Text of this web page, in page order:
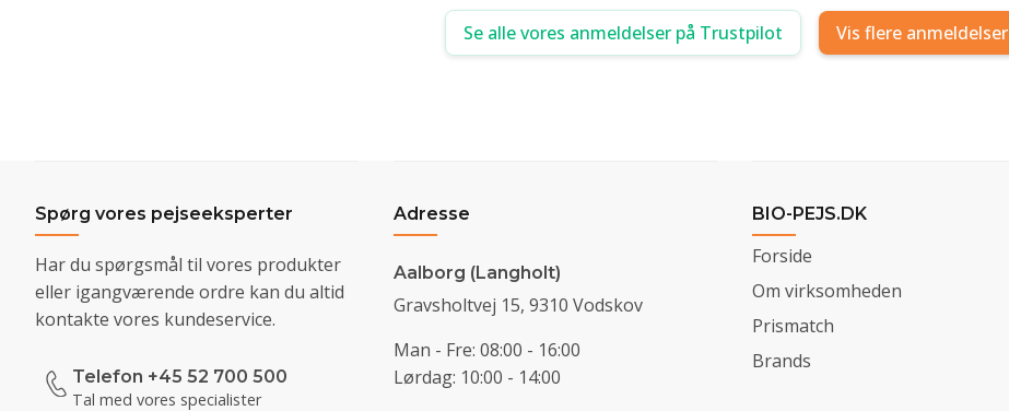
Se alle vores anmeldelser på Trustpilot Vis flere anmeldelser
Spørg vores pejseeksperter
Har du spørgsmål til vores produkter
eller igangværende ordre kan du altid
kontakte vores kundeservice.
Telefon +45 52 700 500
Tal med vores specialister
Adresse
Aalborg (Langholt)
Gravsholtvej 15, 9310 Vodskov
Man - Fre: 08:00 - 16:00
Lørdag: 10:00 - 14:00
BIO-PEJS.DK
Forside
Om virksomheden
Prismatch
Brands